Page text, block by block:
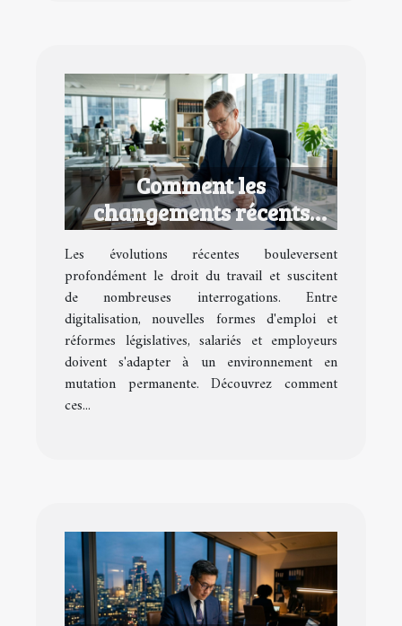
Comment les
changements récents
impactent-ils le droit du
travail ?
Les évolutions récentes bouleversent
profondément le droit du travail et suscitent
de nombreuses interrogations. Entre
digitalisation, nouvelles formes d'emploi et
réformes législatives, salariés et employeurs
doivent s'adapter à un environnement en
mutation permanente. Découvrez comment
ces...